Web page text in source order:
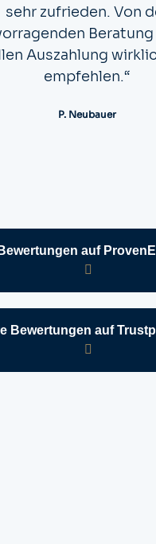
sehr zufrieden. Von
Beratung
Auszahlung
empfehlen.“
P. Neubauer
auf
Bewertungen auf